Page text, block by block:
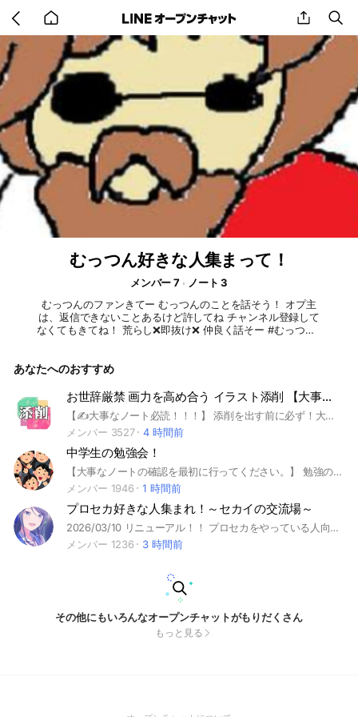
back
to
home
share
むっつん好きな人集まって！
メンバー 7
ノート 3
むっつんのファンきてー むっつんのことを話そう！ オプ主
は、返信できないことあるけど許してね チャンネル登録して
なくてもきてね！ 荒らし❌即抜け❌ 仲良く話そー #むっつん#
あなたへのおすすめ
お世辞厳禁 画力を高め合う イラスト添削 【大事なノート必読】
【✍️大事なノート必読！！！】 添削を出す前に必ず！大事なノートをお読みください！！ （大事なノートは、⬇️この文章とはまた別物です。ノートをご確認下さい。） 【説明】 仲良しごっこではなく画力を高めたい人のみ。 本気で絵が上手くなりたい人が集う場所。 誹謗中傷は禁止。 最低限のマナーは守る。 褒めるとこは褒める。 他のイラストOCとはひと味違う、そんな場所です。 詳しくは大事なノートを！必読です！！！ プロ現役の方やプロレベルの方もいます。 ただただ褒め合いたいだけの人は 違うオープンチャットへ お陰様で2000人を超えました。 試しに入室しても、〜さんが入室しました。 とかは出ないのでお気軽に。 とりあえず様子を見てみて下さいね。 絵が上手くなりたい方、大歓迎です！
メンバー 3527
4 時間前
中学生の勉強会！
【大事なノートの確認を最初に行ってください。】 勉強の質問を24時間受け付けています。 先輩方や同級生に勉強で困ったことなどありましたら、気軽に質問しましょう！高校生以上も参加OKです。 質問する際は答えてくれる方へ感謝の気持ちを忘れないでくださいね！ #中学生 #勉強 #定期テスト#受験 #中間テスト
メンバー 1946
1 時間前
プロセカ好きな人集まれ！～セカイの交流場～
2026/03/10 リニューアル！！ プロセカをやっている人向けのオープンチャットです！ プロセカの話も雑談も楽しめる、話しやすい雰囲気の部屋を目指しています。 参加は承認制なので、回答内容が合っていないものや怪しい申請は削除します。 推しの話、イベント、ガチャ、譜面、編成、MV、衣装、ストーリーの感想など、プロセカに関することなら気軽に話して大丈夫です！ 雑談もOKなので、プロセカ好き同士でゆるく交流したい人も歓迎です。 初心者さん、復帰勢さん、長く続けている人まで、みんなが入りやすく楽しく話せる場所にしたいと思っています。 プロセカの話はメインで！それ以外の話はサブオプ(他界隈)でお願いします。 承認はタイミングによってすぐにできないこともあります。 最近は承認回数が少なめなので、反映まで少し時間がかかる場合がありますが、気長に待ってもらえるとうれしいです。 安心して話せる環境を保つために確認しているので、よろしくお願いします。 また、みんなが気持ちよく使えるように、過度な暴言、荒らし、迷惑行為、空気を悪くする発言は控えてください。 ルールを守って楽しく交流してもらえたらうれしいです。 #プロセカ#プロジェクトセカイ
メンバー 1236
3 時間前
その他にもいろんなオープンチャットがもりだくさん
もっと見る